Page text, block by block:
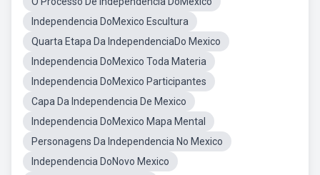
Independencia DoMexico Escultura
Quarta Etapa Da IndependenciaDo Mexico
Independencia DoMexico Toda Materia
Independencia DoMexico Participantes
Capa Da Independencia De Mexico
Independencia DoMexico Mapa Mental
Personagens Da Independencia No Mexico
Independencia DoNovo Mexico